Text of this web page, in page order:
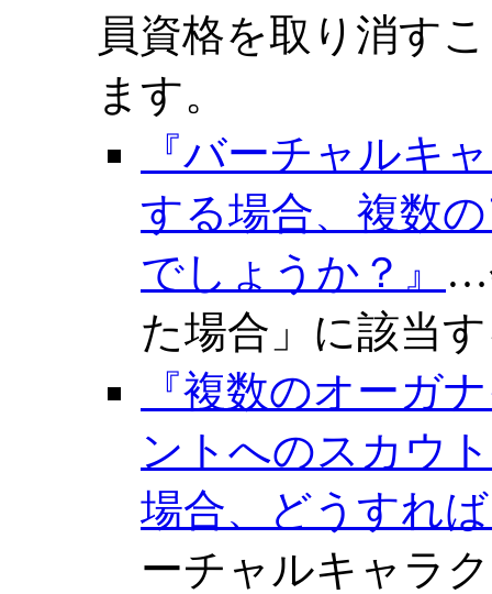
員資格を取り消す
ます。
『バーチャルキ
する場合、複数
でしょうか？』 …
た場合」に該当
『複数のオーガ
ントへのスカウ
場合、どうすれ
ーチャルキャラ